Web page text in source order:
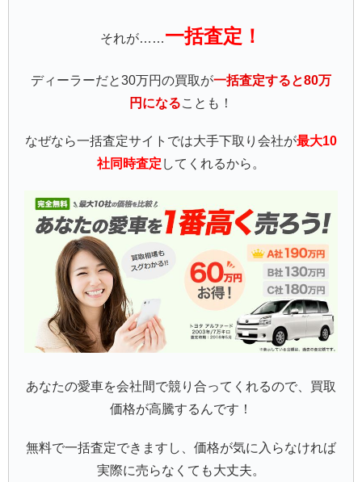
それが……一括査定！
ディーラーだと30万円の買取が一括査定すると80万
円になることも！
なぜなら一括査定サイトでは大手下取り会社が最大10
社同時査定 してくれるから。
あなたの愛車を会社間で競り合ってくれるので、買取
価格が高騰するんです！
無料で一括査定できますし、価格が気に入らなければ
実際に売らなくても大丈夫。